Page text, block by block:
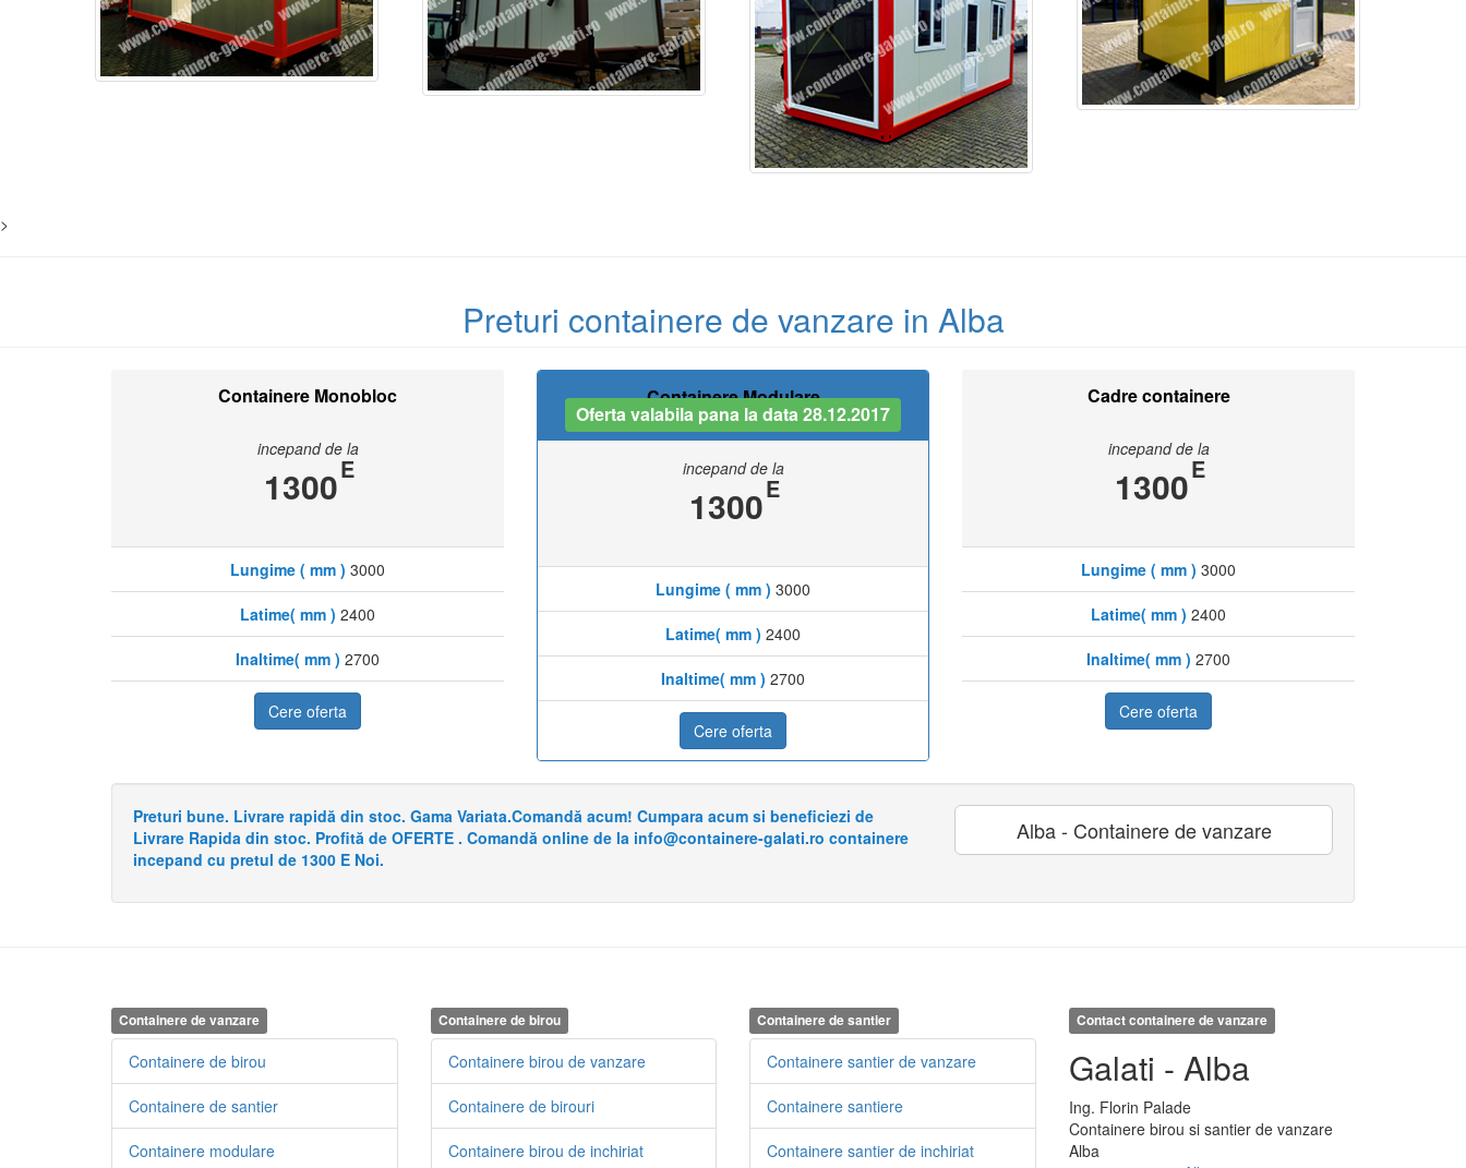
>
Preturi containere de vanzare in Alba
Containere Monobloc
incepand de la
1300E
Lungime ( mm ) 3000
Latime( mm ) 2400
Inaltime( mm ) 2700
Cere oferta
Containere Modulare
Oferta valabila pana la data 28.12.2017
incepand de la
1300E
Lungime ( mm ) 3000
Latime( mm ) 2400
Inaltime( mm ) 2700
Cere oferta
Cadre containere
incepand de la
1300E
Lungime ( mm ) 3000
Latime( mm ) 2400
Inaltime( mm ) 2700
Cere oferta
Preturi bune. Livrare rapidă din stoc. Gama Variata.Comandă acum! Cumpara acum si beneficiezi de
Livrare Rapida din stoc. Profită de OFERTE . Comandă online de la info@containere-galati.ro containere
incepand cu pretul de 1300 E Noi.
Alba - Containere de vanzare
Containere de vanzare
Containere de birou
Containere de santier
Containere modulare
Containere de birou
Containere birou de vanzare
Containere de birouri
Containere birou de inchiriat
Containere de santier
Containere santier de vanzare
Containere santiere
Containere santier de inchiriat
Contact containere de vanzare
Galati - Alba
Ing. Florin Palade
Containere birou si santier de vanzare
Alba